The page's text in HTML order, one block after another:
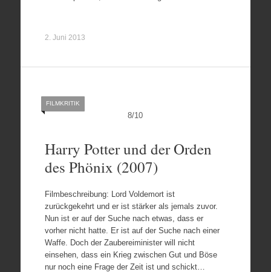
2. Juni 2013
8/10
FILMKRITIK
Harry Potter und der Orden
des Phönix (2007)
Filmbeschreibung: Lord Voldemort ist
zurückgekehrt und er ist stärker als jemals zuvor.
Nun ist er auf der Suche nach etwas, dass er
vorher nicht hatte. Er ist auf der Suche nach einer
Waffe. Doch der Zaubereiminister will nicht
einsehen, dass ein Krieg zwischen Gut und Böse
nur noch eine Frage der Zeit ist und schickt…